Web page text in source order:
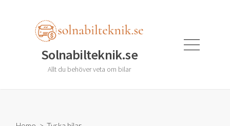
Solnabilteknik.se
Allt du behöver veta om bilar
Menu